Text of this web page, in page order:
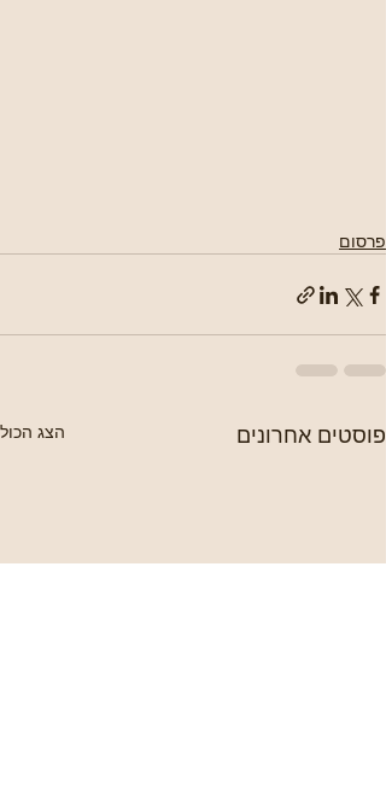
פרסום
פוסטים אחרונים הצג הכול